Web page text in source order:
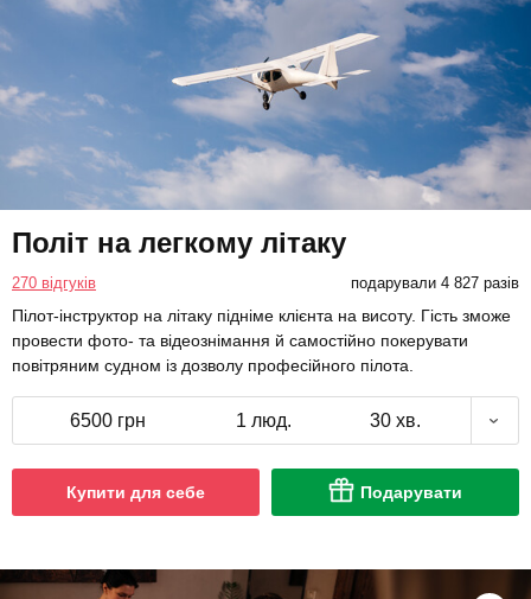
Політ на легкому літаку
270 відгуків подарували 4 827 разів
Пілот-інструктор на літаку підніме клієнта на висоту. Гість зможе
провести фото- та відеознімання й самостійно покерувати
повітряним судном із дозволу професійного пілота.
6500 грн 1 люд. 30 хв.
Купити для себе Подарувати